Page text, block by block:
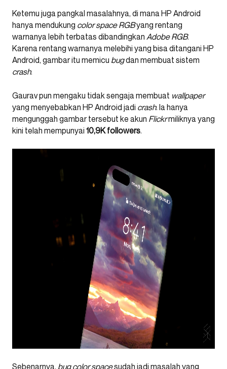
Ketemu juga pangkal masalahnya, di mana HP Android
hanya mendukung color space RGByang rentang
warnanya lebih terbatas dibandingkan Adobe RGB.
Karena rentang warnanya melebihi yang bisa ditangani HP
Android, gambar itu memicu bugdan membuat sistem
crash.
Gaurav pun mengaku tidak sengaja membuat wallpaper
yang menyebabkan HP Android jadi crash. Ia hanya
mengunggah gambar tersebut ke akun Flickrmiliknya yang
kini telah mempunyai 10,9K followers.
Sebenarnya, bug color spacesudah jadi masalah yang